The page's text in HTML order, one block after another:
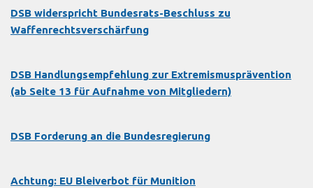
DSB widerspricht Bundesrats-Beschluss zu
Waffenrechtsverschärfung
DSB Handlungsempfehlung zur Extremismusprävention
(ab Seite 13 für Aufnahme von Mitgliedern)
DSB Forderung an die Bundesregierung
Achtung: EU Bleiverbot für Munition